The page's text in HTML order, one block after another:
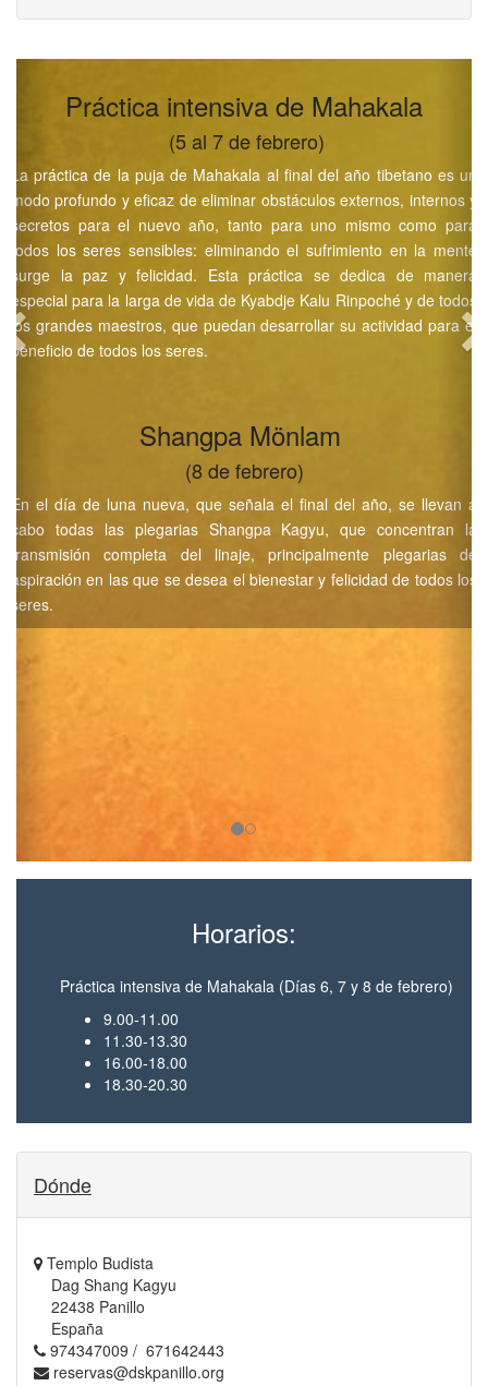
Práctica intensiva de Mahakala
(5 al 7 de febrero)
La práctica de la puja de Mahakala al final del año tibetano es un
modo profundo y eficaz de eliminar obstáculos externos, internos y
secretos para el nuevo año, tanto para uno mismo como para
todos los seres sensibles: eliminando el sufrimiento en la mente
surge la paz y felicidad. Esta práctica se dedica de manera
especial para la larga de vida de Kyabdje Kalu Rinpoché y de todos
los grandes maestros, que puedan desarrollar su actividad para el
beneficio de todos los seres.
Shangpa Mönlam
(8 de febrero)
En el día de luna nueva, que señala el final del año, se llevan a
cabo todas las plegarias Shangpa Kagyu, que concentran la
transmisión completa del linaje, principalmente plegarias de
aspiración en las que se desea el bienestar y felicidad de todos los
seres.
Horarios:
Práctica intensiva de Mahakala (Días 6, 7 y 8 de febrero)
9.00-11.00
11.30-13.30
16.00-18.00
18.30-20.30
Dónde
Templo Budista
Dag Shang Kagyu
22438 Panillo
España
974347009 / 671642443
reservas@dskpanillo.org